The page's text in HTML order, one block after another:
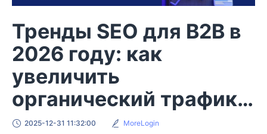
Тренды SEO для B2B в
2026 году: как
увеличить
органический трафик
сайта
2025-12-31 11:32:00 MoreLogin